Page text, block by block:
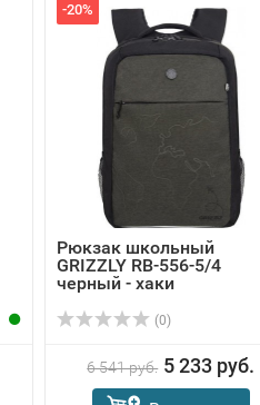
-20%
Рюкзак школьный
GRIZZLY RB-556-5/4
черный - хаки
(0)
6 541 руб. 5 233 руб.